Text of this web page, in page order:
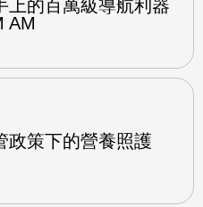
上的百萬級導航利器
AM
政策下的營養照護